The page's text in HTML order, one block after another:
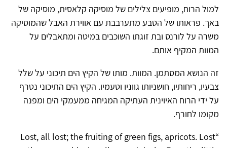
למול הרוח, מופיעים צלילים של מוסיקה קלאסית, מוסיקה של
באך. פראותו של הטבע מתערבבת עם אווירת האבל שהמוסיקה
משרה על לורנס ובת זוגתו השוכבים במיטה ומתאבלים על
המוות המקיף אותם.
זה הנושא המסתמן. המוות. מותו של הקיץ הים תיכוני על שלל
צבעיו, ריחותיו, חושניותו גווניו וטעמיו. הקיץ הים התיכוני נטרף
על ידי הרוח האיוינית העתיקה המגיחה ממעמקי הים ומפנה
מקומו לחורף.
“Lost, all lost; the fruiting of green figs, apricots. Lost